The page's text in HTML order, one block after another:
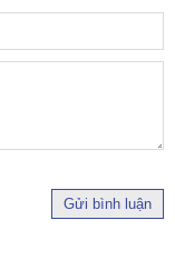
Gửi bình luận